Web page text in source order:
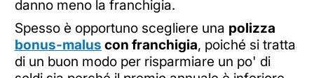
danno meno la franchigia.
Spesso è opportuno scegliere una polizza
bonus-malus con franchigia, poiché si tratta
di un buon modo per risparmiare un po' di